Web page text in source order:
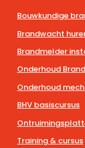
Bouwkundige
Brandwacht
Brandmelder
Onderhoud
Onderhoud
BHV basiscursus
Training & cursus